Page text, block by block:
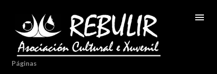
Ir al contenido principal
Páginas